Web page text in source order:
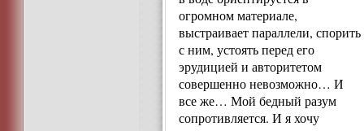
огромном материале,
выстраивает параллели, спорить
с ним, устоять перед его
эрудицией и авторитетом
совершенно невозможно… И
все же… Мой бедный разум
сопротивляется. И я хочу